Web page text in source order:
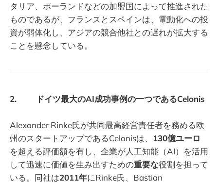
タリア、ポーランドなどの加盟国によって推進された
ものであるが、フランスとスペインは、電動化への投
資が弱体化し、アジアの競合他社との遅れが拡大する
ことを懸念している。
2. ドイツ最大のAI成功事例の一つであるCelonis
Alexander Rinke氏が共同最高経営責任者を務める欧
州のスタートアップであるCelonisは、 130億ユーロ
を超える評価額を有し、企業が人工知能（AI）を活用
して迅速に価値を生み出すための重要な役割を担って
いる。同社は2011年にRinke氏、Bastian